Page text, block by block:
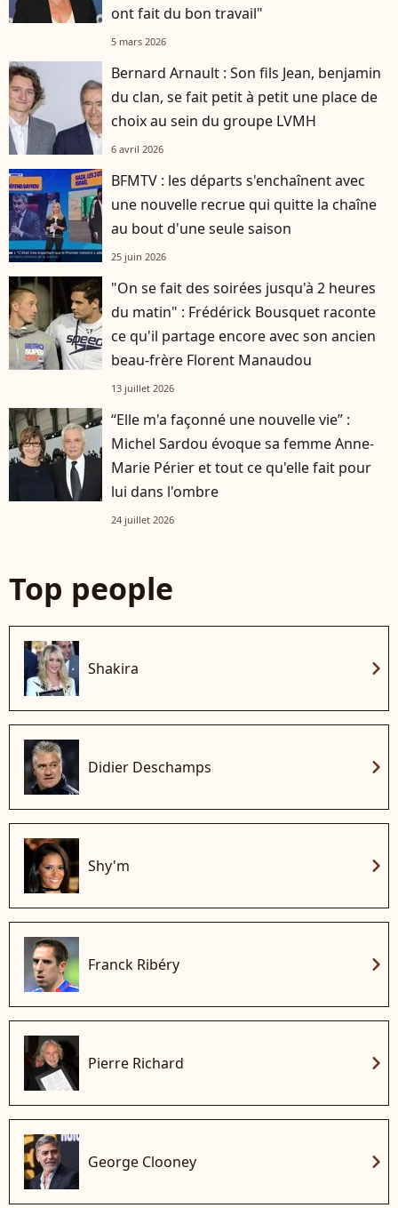
ont fait du bon travail"
5 mars 2026
Bernard Arnault : Son fils Jean, benjamin
du clan, se fait petit à petit une place de
choix au sein du groupe LVMH
6 avril 2026
BFMTV : les départs s'enchaînent avec
une nouvelle recrue qui quitte la chaîne
au bout d'une seule saison
25 juin 2026
"On se fait des soirées jusqu'à 2 heures
du matin" : Frédérick Bousquet raconte
ce qu'il partage encore avec son ancien
beau-frère Florent Manaudou
13 juillet 2026
“Elle m'a façonné une nouvelle vie” :
Michel Sardou évoque sa femme Anne-
Marie Périer et tout ce qu'elle fait pour
lui dans l'ombre
24 juillet 2026
Top people
Shakira chevron_right
Didier Deschamps chevron_right
Shy'm chevron_right
Franck Ribéry chevron_right
Pierre Richard chevron_right
George Clooney chevron_right